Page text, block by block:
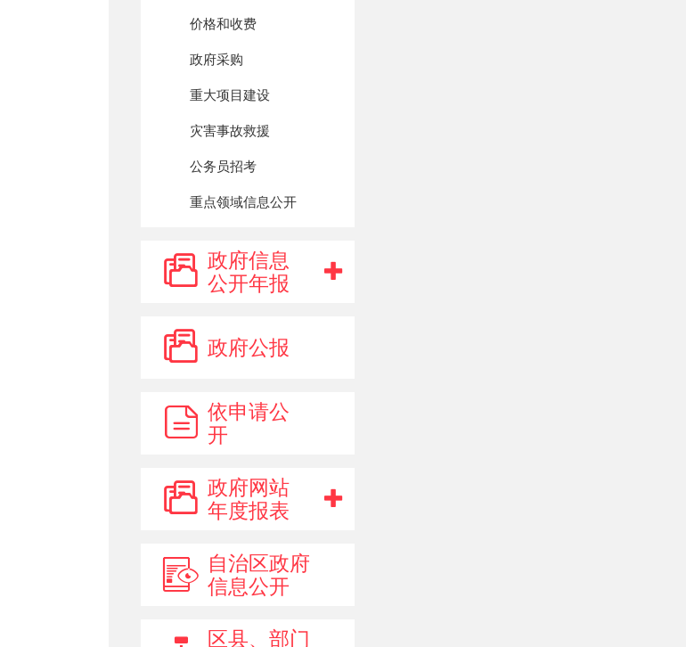
价格和收费
政府采购
重大项目建设
灾害事故救援
公务员招考
重点领域信息公开
人事信息
国有土地使用权与矿业权出
彩票公益
政府信息主动公开事项目录
双公示目录 #
其他信息公开
公共企事业单位信息公开
政府信息
公开年报
政府公报
依申请公
开
政府网站
年度报表
自治区政府
信息公开
区县、部门